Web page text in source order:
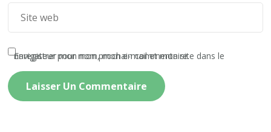
Enregistrer mon nom, mon e-mail et mon site dans le navigateur pour mon prochain commentaire.